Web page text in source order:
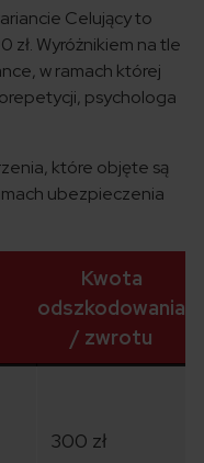
Celujący to
Wyróżnikiem na tle
w ramach której
psychologa
które objęte są
ubezpieczenia
Kwota
odszkodowania
/ zwrotu
300 zł